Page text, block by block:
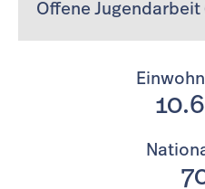
Offene Jugendarbeit